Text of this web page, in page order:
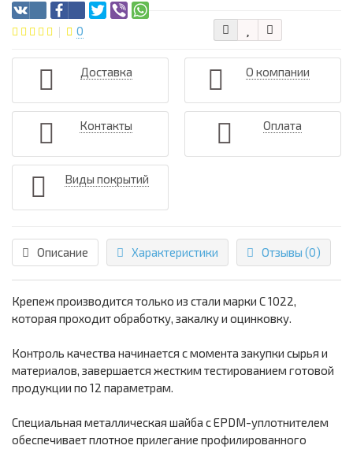
0
Доставка О компании
Контакты Оплата
Виды покрытий
Описание Характеристики Отзывы (0)
Крепеж производится только из стали марки С 1022,
которая проходит обработку, закалку и оцинковку.
Контроль качества начинается с момента закупки сырья и
материалов, завершается жестким тестированием готовой
продукции по 12 параметрам.
Специальная металлическая шайба с ЕРDМ-уплотнителем
обеспечивает плотное прилегание профилированного